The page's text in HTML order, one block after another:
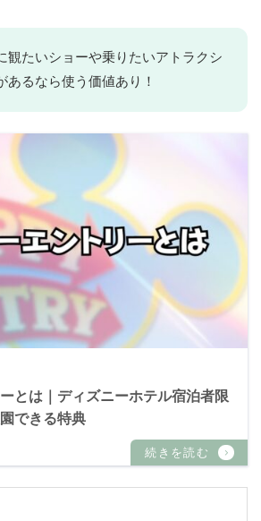
観たいショーや乗りたいアトラクシ
あるなら使う価値あり！
とは｜ディズニーホテル宿泊者限
できる特典